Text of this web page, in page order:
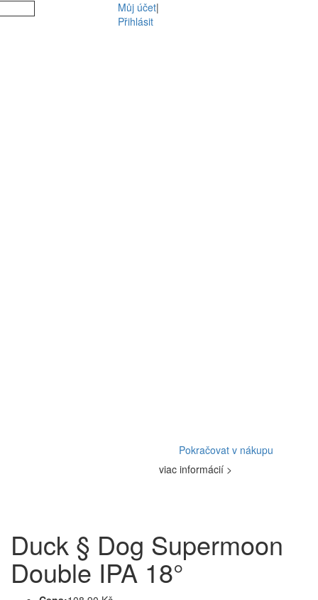
Můj účet|
Přihlásit
Pokračovat v nákupu
Duck § Dog Supermoon
Double IPA 18°
viac informácií >